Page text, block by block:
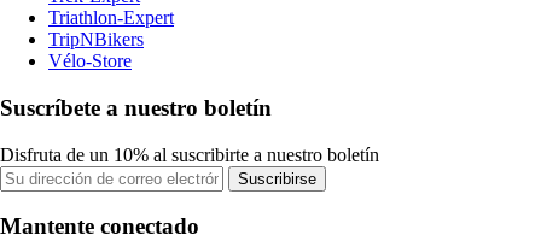
Triathlon-Expert
TripNBikers
Vélo-Store
Suscríbete a nuestro boletín
Disfruta de un 10% al suscribirte a nuestro boletín
Suscribirse
Mantente conectado